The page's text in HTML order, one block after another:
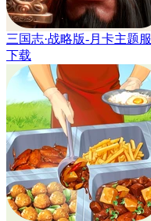
三国志·战略版-月卡主题服
下载